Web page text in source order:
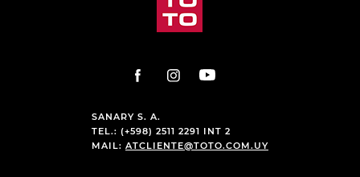
SANARY S. A.
TEL.: (+598) 2511 2291 INT 2
MAIL: ATCLIENTE@TOTO.COM.UY